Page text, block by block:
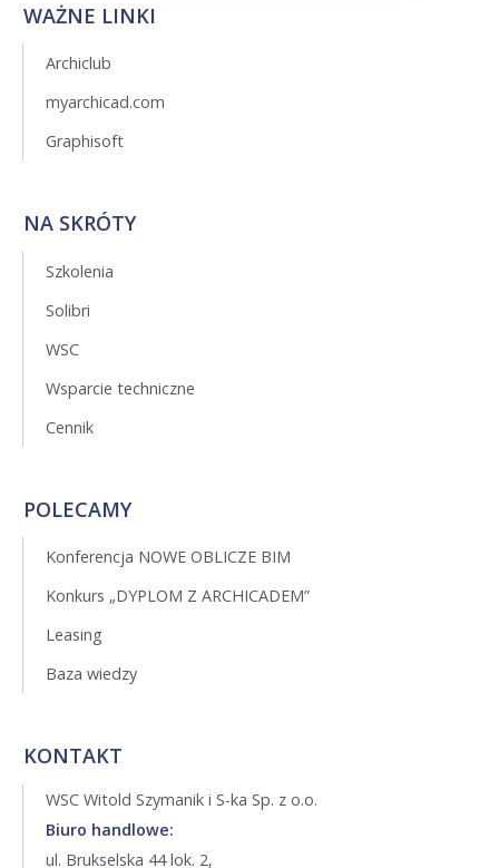
WAŻNE LINKI
Archiclub
myarchicad.com
Graphisoft
NA SKRÓTY
Szkolenia
Solibri
WSC
Wsparcie techniczne
Cennik
POLECAMY
Konferencja NOWE OBLICZE BIM
Konkurs „DYPLOM Z ARCHICADEM”
Leasing
Baza wiedzy
KONTAKT
WSC Witold Szymanik i S-ka Sp. z o.o.
Biuro handlowe:
ul. Brukselska 44 lok. 2,